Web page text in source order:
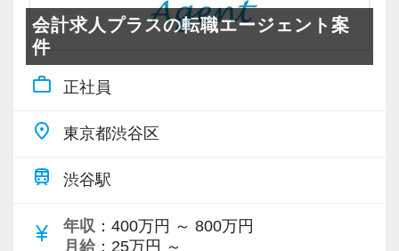
自主性がある方には活躍できる舞台はいくらで
もご用意するので、この業界で何か成し遂げた
い目標がある方は、ぜひ当社の門を叩いてくだ
さい！
【ご紹介が多い安定企業でお客様から一番に信
頼される税務のプロを目指せます】
私達は「税務のプロフェッショナルとしてお客
様に寄り添う」ことが一つの使命です。
ていただき、早い段階から部下やチームのマネ
ジメント業務にも挑戦できます！これまでの経
験・知識を活かしながら、さらに上のステージ
でキャリアアップをしませんか？
【対象業種100種以上！節税・融資・税務調査に
強い税理士法人です】
創業以来17年連続増収増益、顧問先数2500以
上、全国6拠点で安定的に成長中です。
お客様に事務所までご来社いただく来所型サー
会計求人プラスの転職エージェント案
件
work_outline 正社員
place 東京都渋谷区
train 渋谷駅
currency_yen 年収 ：400万円 ～ 800万円
月給 ：25万円 ～